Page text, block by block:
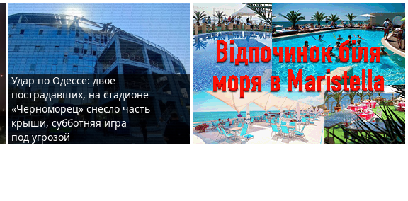
Удар по Одессе: двое
пострадавших, на стадионе
«Черноморец» снесло часть
крыши, субботняя игра
под угрозой